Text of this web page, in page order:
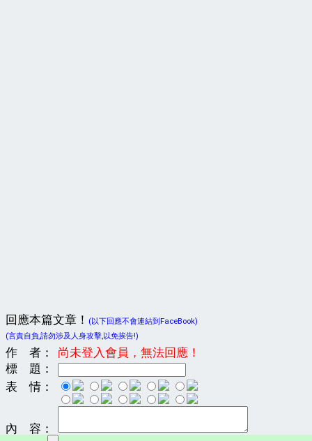
回應本篇文章！
(以下回應不會連結到FaceBook)
(言責自負,請勿涉及人身攻擊,以免挨告!)
作 者：
尚未登入會員，無法回應！
標 題：
表 情：
內 容：